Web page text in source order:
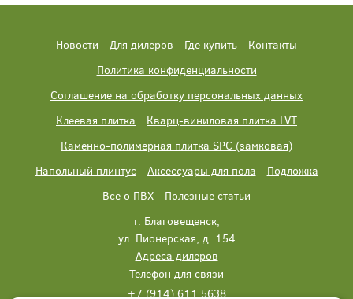
Новости Для дилеров Где купить
Контакты
Политика конфиденциальности
Соглашение на обработку персональных данных
Клеевая плитка
Кварц-виниловая плитка LVT
Каменно-полимерная плитка SPC (замковая)
Напольный плинтус
Аксессуары для пола
Подложка
Все о ПВХ
Полезные статьи
г. Благовещенск,
ул. Пионерская, д. 154
Адреса дилеров
Телефон для связи
+7 (914) 611 5638